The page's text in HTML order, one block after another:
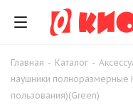
Главная - Каталог -
наушники полноразмерные
пользования)(Green)